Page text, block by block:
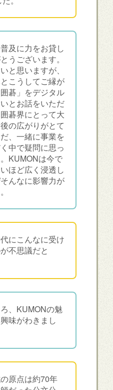
及に力をお貸し
うございます。
と思いますが、
こうしてご縁が
碁」をデジタル
とお話をいただ
碁界にとって大
の広がりがとて
、一緒に事業を
中で疑問に思っ
KUMONは今で
ほど広く浸透し
んなに影響力が
にこんなに受け
不思議だと
、KUMONの魅
味がわきまし
原点は約70年